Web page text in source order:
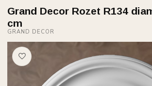
Grand Decor Rozet R134
cm
GRAND DECOR